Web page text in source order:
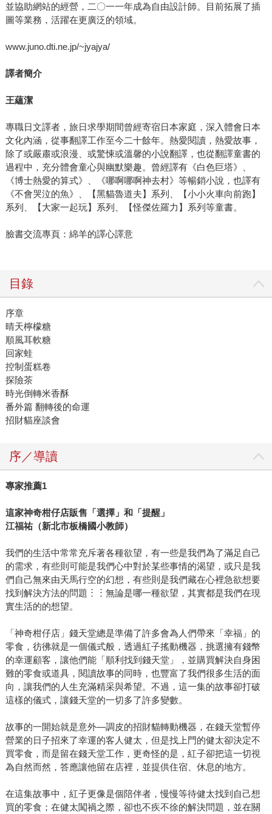
並協助網站的經營，二〇一一年成為自由設計師。目前拓展了插
圖等業務，活躍在更廣泛的領域。
www.juno.dti.ne.jp/~jyajya/
譯者簡介
王蘊潔
專職日文譯者，旅日求學期間曾經寄宿日本家庭，深入體會日本
文化內涵，從事翻譯工作至今二十餘年。熱愛閱讀，熱愛故事，
除了或嚴肅或浪漫、或驚悚或溫馨的小說翻譯，也從翻譯童書的
過程中，充分體會童心與幽默樂趣。曾經譯有《白色巨塔》、
《博士熱愛的算式》、《哪啊哪啊神去村》等暢銷小說，也譯有
《不會哭泣的魚》、【黑貓魯道夫】系列、【小小火車向前跑】
系列、【大家一起玩】系列、【怪傑佐羅力】系列等童書。
臉書交流專頁：綿羊的譯心譯意
目錄
序章
晴天檸檬糖
順風耳軟糖
回家蛙
控制蛋糕卷
探險茶
時光倒轉米香酥
番外篇 翻轉後的命運
招財貓座談會
序／導讀
專家推薦1
這家神奇柑仔店販售「選擇」和「提醒」
江福祐（新北市板橋國小教師）
我們的生活中常常充斥著各種欲望，有一些是我們為了滿足自己
的需求，有些則可能是我們心中對於某些事情的渴望，或只是我
們自己無來由天馬行空的幻想，有些則是我們藏在心裡急欲想要
找到解決方法的問題︙︙無論是哪一種欲望，其實都是我們在現
實生活的的想望。
「神奇柑仔店」錢天堂總是準備了許多會為人們帶來「幸福」的
零食，彷彿就是一個儀式般，透過紅子搖動機器，挑選擁有錢幣
的幸運顧客，讓他們能「順利找到錢天堂」，並購買解決自身困
難的零食或道具，閱讀故事的同時，也豐富了我們很多生活的面
向，讓我們的人生充滿精采與希望。不過，這一集的故事卻打破
這樣的儀式，讓錢天堂的一切多了許多變數。
故事的一開始就是意外—調皮的招財貓轉動機器，在錢天堂暫停
營業的日子招來了幸運的客人健太，但是找上門的健太卻決定不
買零食，而是留在錢天堂工作，更奇怪的是，紅子卻把這一切視
為自然而然，答應讓他留在店裡，並提供住宿、休息的地方。
在這集故事中，紅子更像是個陪伴者，慢慢等待健太找到自己想
買的零食；在健太闖禍之際，卻也不疾不徐的解決問題，並在關